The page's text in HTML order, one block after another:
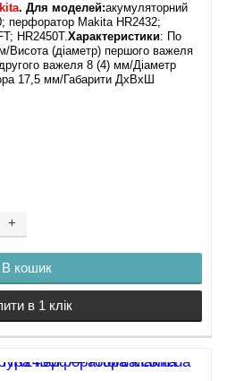
. Для моделей:акумуляторний
перфоратор Makita HR2432;
HR2450T.Характеристики: По
Висота (діаметр) першого важеля
важеля 8 (4) мм/Діаметр
17,5 мм/Габарити ДхВхШ
+
В кошик
в 1 клік